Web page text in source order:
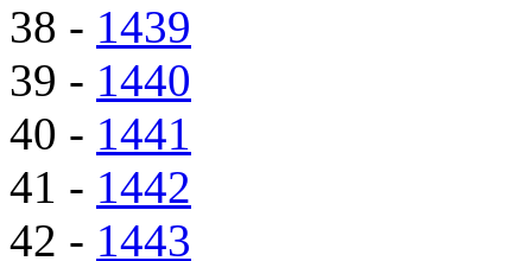
38 - 1439
39 - 1440
40 - 1441
41 - 1442
42 - 1443